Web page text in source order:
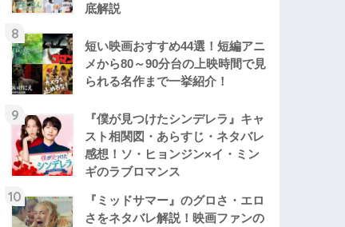
底解説
8
短い映画おすすめ44選！短編アニ
メから80～90分台の上映時間で見
られる名作まで一挙紹介！
9
『僕が見つけたシンデレラ』キャ
スト相関図・あらすじ・ネタバレ
感想！ソ・ヒョンジン×イ・ミン
ギのラブロマンス
10
『ミッドサマー』のグロさ・エロ
さをネタバレ解説！映画ファンの